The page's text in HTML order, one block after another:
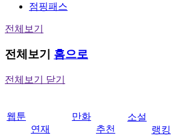
점핑패스
전체보기
전체보기 홈으로
전체보기 닫기
웹툰
연재
만화
추천
소설
랭킹